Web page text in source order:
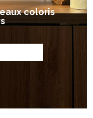
coloris